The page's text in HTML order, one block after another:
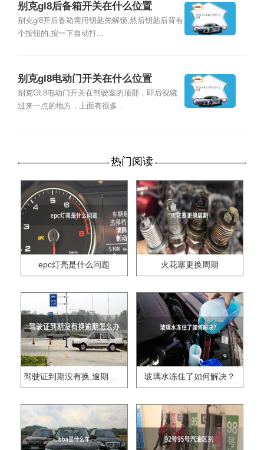
别克gl8后备箱开关在什么位置
别克gl8开后备箱需用钥匙先解锁,然后钥匙后背有
个按钮的,按一下自动打...
别克gl8电动门开关在什么位置
别克GL8电动门开关在驾驶室的顶部，即后视镜
过来一点的地方，上面有很多...
热门阅读
epc灯亮是什么问题 火花塞更换周期
驾驶证到期没有换,逾期怎么办?? 玻璃水冻住了如何解决？